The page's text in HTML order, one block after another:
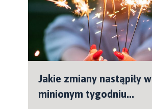
Jakie zmiany nastąpiły w
minionym tygodniu...